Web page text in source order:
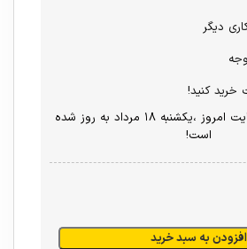
دیگر
خرید کنید!
قیمت محصولات سایت امروز ،یکشنبه ۱۸ مرداد به روز شده
است!
افزودن به سبد خرید